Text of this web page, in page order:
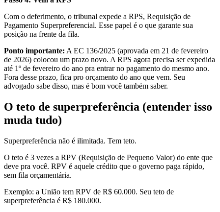
Com o deferimento, o tribunal expede a RPS, Requisição de
Pagamento Superpreferencial. Esse papel é o que garante sua
posição na frente da fila.
Ponto importante: A EC 136/2025 (aprovada em 21 de fevereiro
de 2026) colocou um prazo novo. A RPS agora precisa ser expedida
até 1º de fevereiro do ano pra entrar no pagamento do mesmo ano.
Fora desse prazo, fica pro orçamento do ano que vem. Seu
advogado sabe disso, mas é bom você também saber.
O teto de superpreferência (entender isso
muda tudo)
Superpreferência não é ilimitada. Tem teto.
O teto é 3 vezes a RPV (Requisição de Pequeno Valor) do ente que
deve pra você. RPV é aquele crédito que o governo paga rápido,
sem fila orçamentária.
Exemplo: a União tem RPV de R$ 60.000. Seu teto de
superpreferência é R$ 180.000.